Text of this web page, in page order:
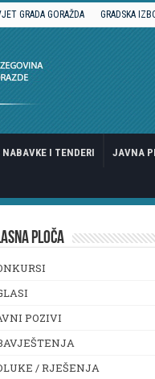
GRADA GORAŽDA GRADSKA
I TENDERI JAVNA
PLOČA
POZIVI
/ RJEŠENJA